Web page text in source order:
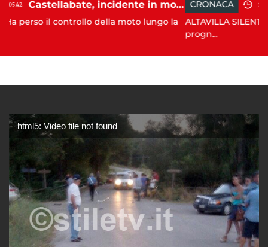
Castellabate, incidente in moto: 27enne in ospedale
della moto lungo la
CRONACA 18:11
ALTAVILLA SILENTINA. Grave
html5: Video file not found